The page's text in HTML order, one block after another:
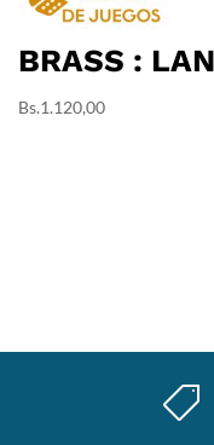
BRASS :
Bs.1.120,00
